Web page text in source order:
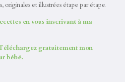
originales et illustrées étape par étape.
en vous inscrivant à ma
Téléchargez gratuitement mon
bébé.